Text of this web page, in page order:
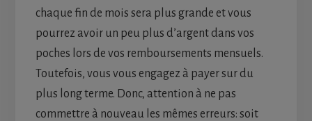
chaque fin de mois sera plus grande et vous
pourrez avoir un peu plus d’argent dans vos
poches lors de vos remboursements mensuels.
Toutefois, vous vous engagez à payer sur du
plus long terme. Donc, attention à ne pas
commettre à nouveau les mêmes erreurs: soit